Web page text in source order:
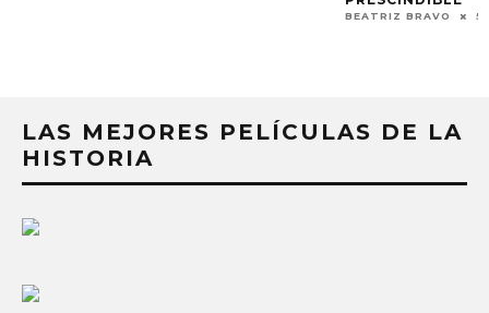
LAS MEJORES PELÍCULAS DE LA
HISTORIA